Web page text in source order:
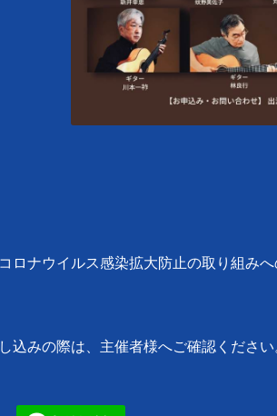
ロナウイルス感染拡大防止の取り組み
みの際は、主催者様へご確認ください